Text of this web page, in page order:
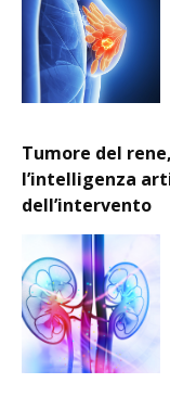
Tumore del
l’intelligenza
dell’intervento